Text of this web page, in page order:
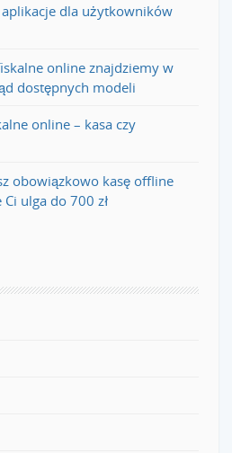
dla użytkowników
online znajdziemy w
dostępnych modeli
online – kasa czy
obowiązkowo kasę offline
ulga do 700 zł